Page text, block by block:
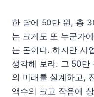
한 달에 50만 원, 총
는 크게도 또 누군가
는 돈이다. 하지만 사
생각해 보라. 그 50만
의 미래를 설계하고,
액수의 크고 작음에